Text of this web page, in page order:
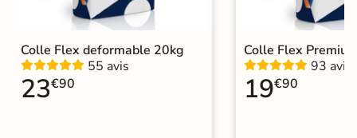
Colle Flex deformable 20kg
55 avis
23€90
Colle Flex
93 avis
19€90